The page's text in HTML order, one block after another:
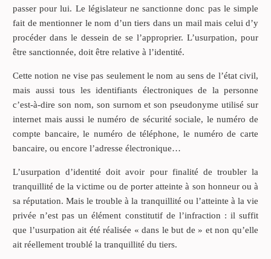
passer pour lui. Le législateur ne sanctionne donc pas le simple
fait de mentionner le nom d’un tiers dans un mail mais celui d’y
procéder dans le dessein de se l’approprier. L’usurpation, pour
être sanctionnée, doit être relative à l’identité.
Cette notion ne vise pas seulement le nom au sens de l’état civil,
mais aussi tous les identifiants électroniques de la personne
c’est-à-dire son nom, son surnom et son pseudonyme utilisé sur
internet mais aussi le numéro de sécurité sociale, le numéro de
compte bancaire, le numéro de téléphone, le numéro de carte
bancaire, ou encore l’adresse électronique…
L’usurpation d’identité doit avoir pour finalité de troubler la
tranquillité de la victime ou de porter atteinte à son honneur ou à
sa réputation. Mais le trouble à la tranquillité ou l’atteinte à la vie
privée n’est pas un élément constitutif de l’infraction : il suffit
que l’usurpation ait été réalisée « dans le but de » et non qu’elle
ait réellement troublé la tranquillité du tiers.